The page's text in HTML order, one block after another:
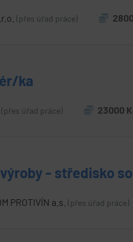
(přes úřad práce)
ka
(přes úřad práce) 23000
- středisko
PROTIVÍN a.s. (přes úřad práce)